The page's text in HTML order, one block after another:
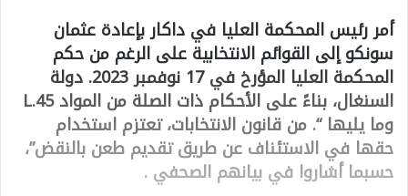
أمر رئيس المحكمة العليا في داكار بإعادة عثمان
سونكو إلى القوائم الانتخابية على الرغم من حكم
المحكمة العليا المؤرخ في 17 نوفمبر 2023. دولة
السنغال، بناءً على الأحكام ذات الصلة من المواد L.45
وما يليها “. من قانون الانتخابات، تعتزم استخدام
حقها في الاستئناف عن طريق تقديم طعن بالنقض”،
حسبما أشاروا في بيانهم الصحفي .